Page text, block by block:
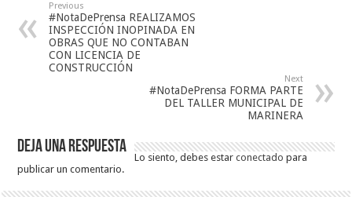
Previous
#NotaDePrensa REALIZAMOS
INSPECCIÓN INOPINADA EN
OBRAS QUE NO CONTABAN
CON LICENCIA DE
CONSTRUCCIÓN
Next
#NotaDePrensa FORMA PARTE
DEL TALLER MUNICIPAL DE
MARINERA
Deja una respuesta
Lo siento, debes estarconectado para
publicar un comentario.